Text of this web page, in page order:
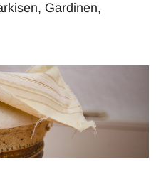
Gardinen,